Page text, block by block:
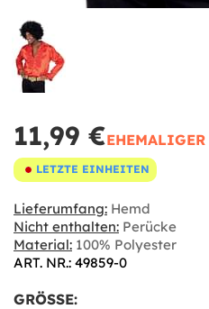
11,99 €
LETZTE EINHEITEN
Lieferumfang: Hemd
Nicht enthalten: Perücke
Material: 100% Polyester
ART. NR.: 49859-0
GRÖSSE: